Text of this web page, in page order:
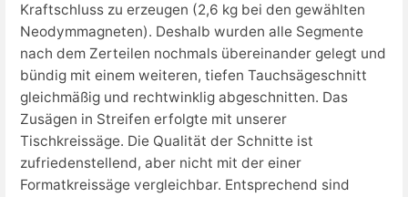
Kraftschluss zu erzeugen (2,6 kg bei den gewählten
Neodymmagneten). Deshalb wurden alle Segmente
nach dem Zerteilen nochmals übereinander gelegt und
bündig mit einem weiteren, tiefen Tauchsägeschnitt
gleichmäßig und rechtwinklig abgeschnitten. Das
Zusägen in Streifen erfolgte mit unserer
Tischkreissäge. Die Qualität der Schnitte ist
zufriedenstellend, aber nicht mit der einer
Formatkreissäge vergleichbar. Entsprechend sind